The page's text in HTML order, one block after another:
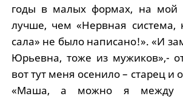
годы в малых формах, на мой
лучше, чем «Нервная система,
сала» не было написано!». «И
Юрьевна, тоже из мужиков»,-
вот тут меня осенило – старец и
«Маша, а можно я между